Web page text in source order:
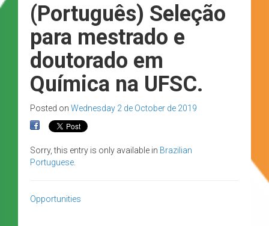
(Português) Seleção
para mestrado e
doutorado em
Química na UFSC.
Posted on Wednesday 2 de October de 2019
Sorry, this entry is only available in Brazilian
Portuguese
Opportunities